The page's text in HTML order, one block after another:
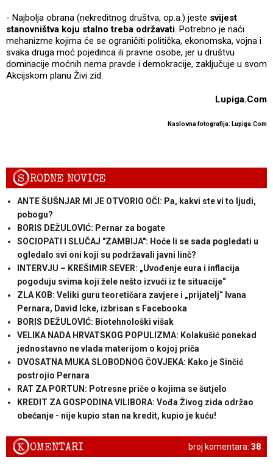
- Najbolja obrana (nekreditnog društva, op.a.) jeste svijest
stanovništva koju stalno treba održavati. Potrebno je naći
mehanizme kojima će se ograničiti politička, ekonomska, vojna i
svaka druga moć pojedinca ili pravne osobe, jer u društvu
dominacije moćnih nema pravde i demokracije, zaključuje u svom
Akcijskom planu Živi zid.
Lupiga.Com
Naslovna fotografija: Lupiga.Com
SRODNE NOVICE
ANTE ŠUŠNJAR MI JE OTVORIO OČI: Pa, kakvi ste vi to ljudi,
pobogu?
BORIS DEŽULOVIĆ: Pernar za bogate
SOCIOPATI I SLUČAJ "ZAMBIJA": Hoće li se sada pogledati u
ogledalo svi oni koji su podržavali javni linč?
INTERVJU – KREŠIMIR SEVER: „Uvođenje eura i inflacija
pogoduju svima koji žele nešto izvući iz te situacije“
ZLA KOB: Veliki guru teoretičara zavjere i „prijatelj“ Ivana
Pernara, David Icke, izbrisan s Facebooka
BORIS DEŽULOVIĆ: Biotehnološki višak
VELIKA NADA HRVATSKOG POPULIZMA: Kolakušić ponekad
jednostavno ne vlada materijom o kojoj priča
DVOSATNA MUKA SLOBODNOG ČOVJEKA: Kako je Sinčić
postrojio Pernara
RAT ZA PORTUN: Potresne priče o kojima se šutjelo
KREDIT ZA GOSPODINA VILIBORA: Vođa Živog zida održao
obećanje - nije kupio stan na kredit, kupio je kuću!
broj komentara: 38
KOMENTARI